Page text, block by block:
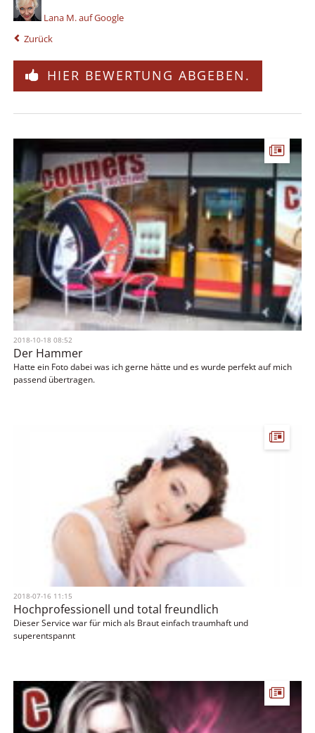
Lana M. auf Google
Zurück
HIER BEWERTUNG ABGEBEN.
2018-10-18 08:52
Der Hammer
Hatte ein Foto dabei was ich gerne hätte und es wurde perfekt auf
passend übertragen.
2018-07-16 11:15
Hochprofessionell und total freundlich